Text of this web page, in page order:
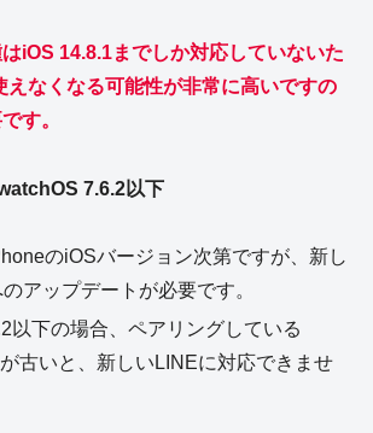
iOS 14.8.1までしか対応していないた
えなくなる可能性が非常に高いですの
す。
7.6.2以下
のiOSバージョン次第ですが、新し
アップデートが必要です。
以下の場合、ペアリングしている
古いと、新しいLINEに対応できませ